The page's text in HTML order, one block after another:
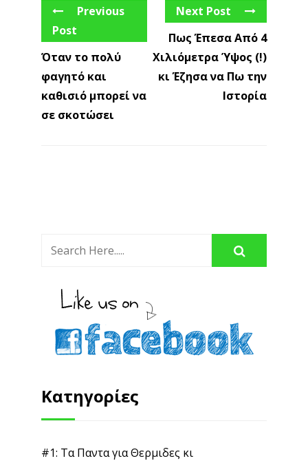
Previous
Post
Όταν το πολύ
φαγητό και
καθισιό μπορεί να
σε σκοτώσει
Next Post
Πως Έπεσα Από 4
Χιλιόμετρα Ύψος (!)
κι Έζησα να Πω την
Ιστορία
Κατηγορίες
#1: Τα Παντα για Θερμιδες κι